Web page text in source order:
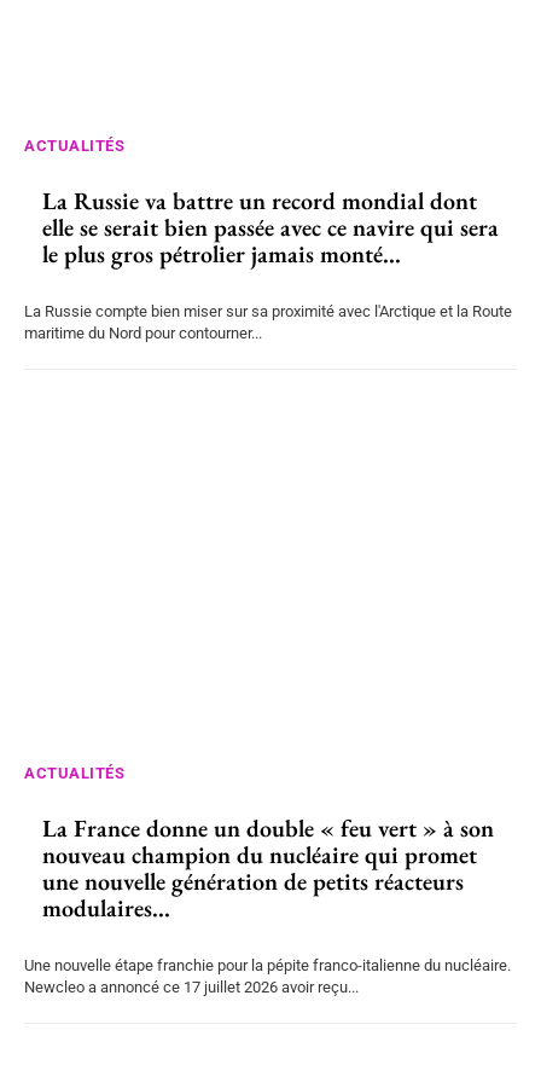
ACTUALITÉS
La Russie va battre un record mondial dont
elle se serait bien passée avec ce navire qui sera
le plus gros pétrolier jamais monté...
La Russie compte bien miser sur sa proximité avec l'Arctique et la Route
maritime du Nord pour contourner...
ACTUALITÉS
La France donne un double « feu vert » à son
nouveau champion du nucléaire qui promet
une nouvelle génération de petits réacteurs
modulaires...
Une nouvelle étape franchie pour la pépite franco-italienne du nucléaire.
Newcleo a annoncé ce 17 juillet 2026 avoir reçu...